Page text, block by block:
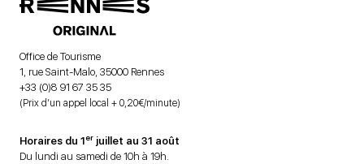
Office de Tourisme
1, rue Saint-Malo, 35000 Rennes
+33 (0)8 91 67 35 35
(Prix d’un appel local + 0,20€/minute)
Horaires du 1er juillet au 31 août
Du lundi au samedi de 10h à 19h.